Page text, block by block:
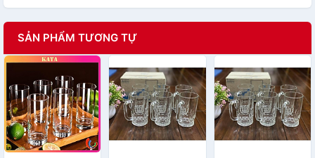
SẢN PHẨM TƯƠNG TỰ